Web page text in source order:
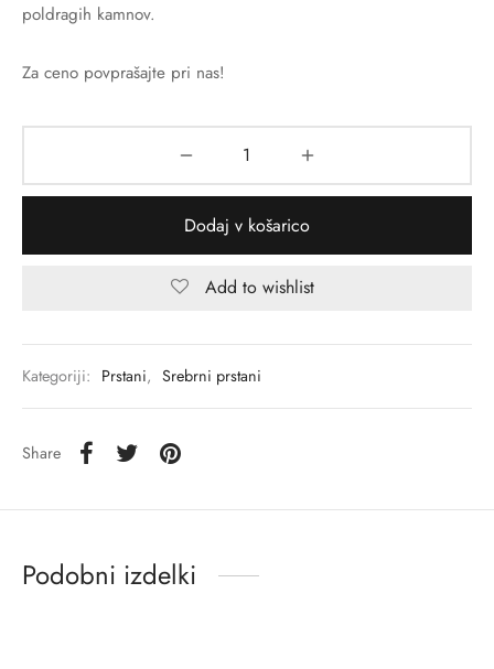
poldragih kamnov.
Za ceno povprašajte pri nas!
Dodaj v košarico
Add to wishlist
Kategoriji: Prstani, Srebrni prstani
Share
Podobni izdelki